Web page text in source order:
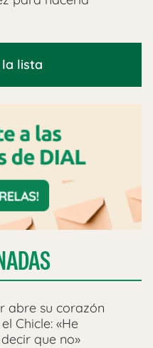
lista
abre su corazón
Chicle: «He
que no»